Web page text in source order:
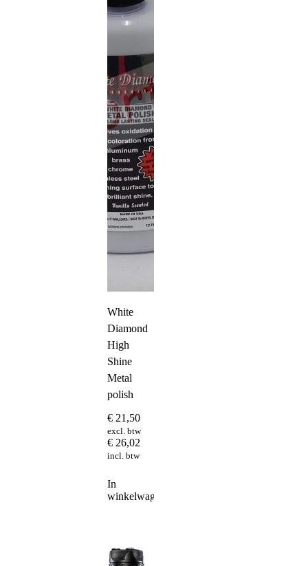
White
Diamond
High
Shine
Metal
polish
€ 21,50
excl. btw
€ 26,02
incl. btw
In
winkelwagen